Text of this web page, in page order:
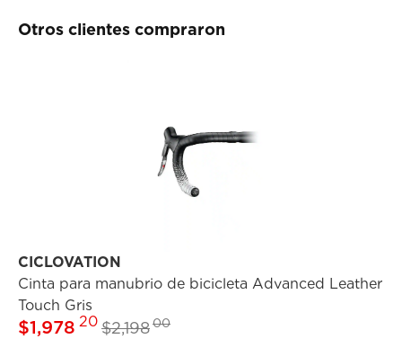
Otros clientes compraron
CICLOVATION
Cinta para manubrio de bicicleta Advanced Leather
Touch Gris
$1,978 20 $2,19800